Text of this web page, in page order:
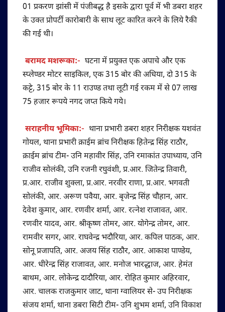
01 प्रकरण झांसी में पंजीबद्ध है इसके द्वारा पूर्व में भी डबरा शहर
के उक्त प्रोपर्टी कारोबारी के साथ लूट कारित करने के लिये रैकी
की गई थी।
बरामद मशरूका:- घटना में प्रयुक्त एक अपाचे और एक
स्प्लेण्डर मोटर साइकिल, एक 315 बोर की अधिया, दो 315 के
कट्टे, 315 बोर के 11 राउण्ड तथा लूटी गई रकम में से 07 लाख
75 हजार रूपये नगद जप्त किये गये।
सराहनीय भूमिका:- थाना प्रभारी डबरा शहर निरीक्षक यशवंत
गोयल, थाना प्रभारी क्राईम ब्रांच निरीक्षक हितेन्द्र सिंह राठौर,
क्राईम ब्रांच टीम- उनि महावीर सिंह, उनि रमाकांत उपाध्याय, उनि
राजीव सोलंकी, उनि रजनी रघुवंशी, प्र.आर. जितेन्द्र तिवारी,
प्र.आर. राजीव शुक्ला, प्र.आर. नरवीर राणा, प्र.आर. भगवती
सोलंकी, आर. अरूण पवैया, आर. बृजेन्द्र सिंह चौहान, आर.
देवेश कुमार, आर. रणवीर शर्मा, आर. रत्नेश राजावत, आर.
रणवीर यादव, आर. श्रीकृष्ण तोमर, आर. योगेन्द्र तोमर, आर.
रामवीर सगर, आर. राघवेन्द्र भदौरिया, आर. कपिल पाठक, आर.
सोनू प्रजापति, आर. अजय सिंह राठौर, आर. आकाश पाण्डेय,
आर. धीरेन्द्र सिंह राजावत, आर. मनोज भारद्धाज, आर. हेमंत
बाथम, आर. लोकेन्द्र दादौरिया, आर. रोहित कुमार अहिरवार,
आर. चालक राजकुमार जाट, थाना ग्वालियर से- उप निरीक्षक
संजय शर्मा, थाना डबरा सिटी टीम- उनि शुभम शर्मा, उनि विकाश